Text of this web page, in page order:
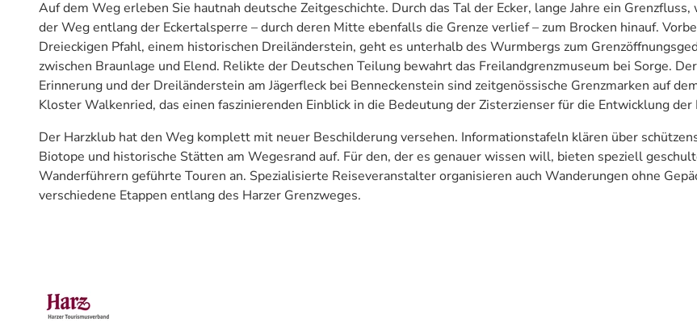
Auf dem Weg erleben Sie hautnah deutsche Zeitgeschichte. Durch das Tal der Ecker, lange Jahre ein Grenzfluss,
der Weg entlang der Eckertalsperre – durch deren Mitte ebenfalls die Grenze verlief – zum Brocken hinauf.
Dreieckigen Pfahl, einem historischen Dreiländerstein, geht es unterhalb des Wurmbergs zum
zwischen Braunlage und Elend. Relikte der Deutschen Teilung bewahrt das Freilandgrenzmuseum bei Sorge.
Erinnerung und der Dreiländerstein am Jägerfleck bei Benneckenstein sind zeitgenössische Grenzmarken auf
Kloster Walkenried, das einen faszinierenden Einblick in die Bedeutung der Zisterzienser für die Entwicklung der
Der Harzklub hat den Weg komplett mit neuer Beschilderung versehen. Informationstafeln klären über
Biotope und historische Stätten am Wegesrand auf. Für den, der es genauer wissen will, bieten speziell
Wanderführern geführte Touren an. Spezialisierte Reiseveranstalter organisieren auch Wanderungen ohne
verschiedene Etappen entlang des Harzer Grenzweges.